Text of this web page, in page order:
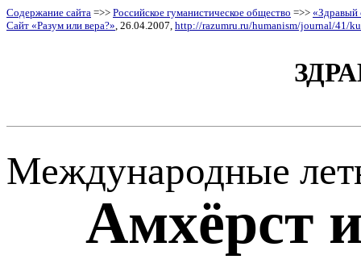
Содержание сайта =>> Российское гуманистическое общество =>> «Здравый
Сайт «Разум или вера?», 26.04.2007, http://razumru.ru/humanism/journal/41/
Международные
Амхёрст